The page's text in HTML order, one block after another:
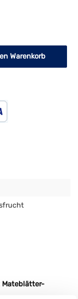
oder benutze die
Warenkorb
Mateblätter-